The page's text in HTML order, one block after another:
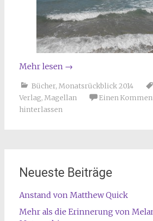
Mehr lesen →
Bücher, Monatsrückblick 2014
Verlag, Magellan
Einen
hinterlassen
Neueste Beiträge
Anstand von Matthew Quick
Mehr als die Erinnerung von